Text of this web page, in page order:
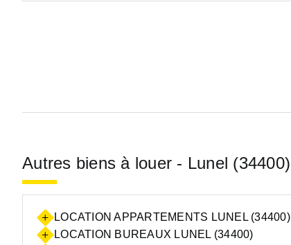
Autres biens à louer - Lunel (34400)
LOCATION APPARTEMENTS LUNEL (34400)
LOCATION BUREAUX LUNEL (34400)